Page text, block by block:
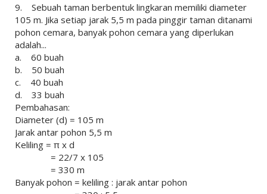
9. Sebuah taman berbentuk lingkaran memiliki diameter
105 m. Jika setiap jarak 5,5 m pada pinggir taman ditanami
pohon cemara, banyak pohon cemara yang diperlukan
adalah...
a. 60 buah
b. 50 buah
c. 40 buah
d. 33 buah
Pembahasan:
Diameter (d) = 105 m
Jarak antar pohon 5,5 m
Keliling = π x d
= 22/7 x 105
= 330 m
Banyak pohon = keliling : jarak antar pohon